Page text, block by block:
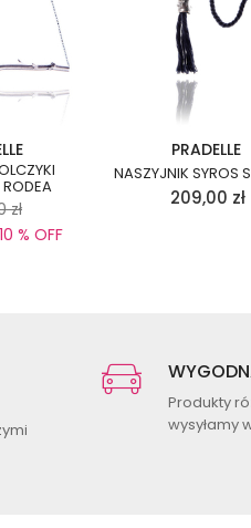
zł
% OFF
PRADELLE
NASZYJNIK SYROS
209,00 zł
Produkty
wysyłamy